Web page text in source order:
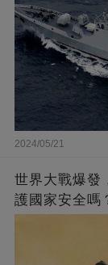
2024/05/21
世界大戰爆發
護國家安全嗎